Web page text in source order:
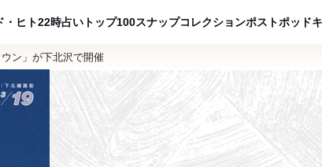
・ヒト22時占い トップ100スナップコレクションポストポッド
ン」が下北沢で開催